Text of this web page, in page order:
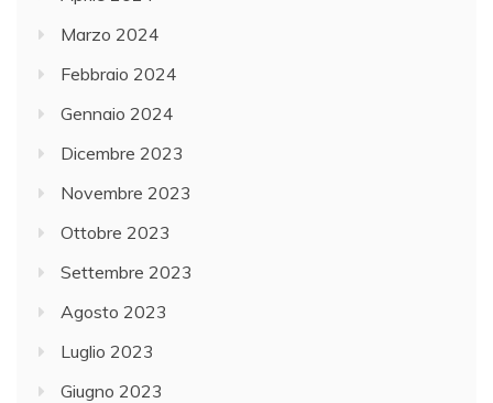
Marzo 2024
Febbraio 2024
Gennaio 2024
Dicembre 2023
Novembre 2023
Ottobre 2023
Settembre 2023
Agosto 2023
Luglio 2023
Giugno 2023